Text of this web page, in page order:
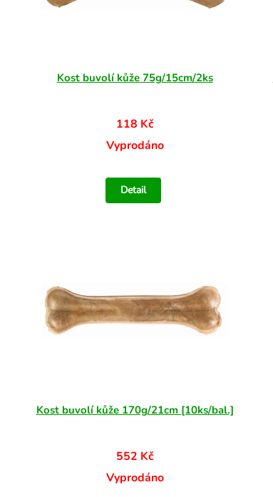
Kost buvolí kůže 75g/15cm/2ks
118 Kč
Vyprodáno
Detail
Kost buvolí kůže 170g/21cm [10ks/bal.]
552 Kč
Vyprodáno